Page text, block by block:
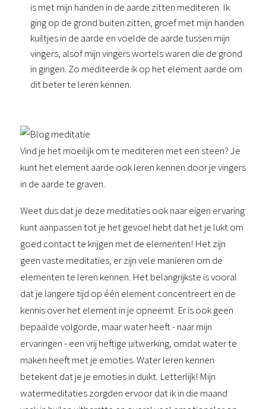
is met mijn handen in de aarde zitten mediteren. Ik
ging op de grond buiten zitten, groef met mijn handen
kuiltjes in de aarde en voelde de aarde tussen mijn
vingers, alsof mijn vingers wortels waren die de grond
in gingen. Zo mediteerde ik op het element aarde om
dit beter te leren kennen.
Vind je het moeilijk om te mediteren met een steen? Je
kunt het element aarde ook leren kennen door je vingers
in de aarde te graven.
Weet dus dat je deze meditaties ook naar eigen ervaring
kunt aanpassen tot je het gevoel hebt dat het je lukt om
goed contact te krijgen met de elementen! Het zijn
geen vaste meditaties, er zijn vele manieren om de
elementen te leren kennen. Het belangrijkste is vooral
dat je langere tijd op één element concentreert en de
kennis over het element in je opneemt. Er is ook geen
bepaalde volgorde, maar water heeft - naar mijn
ervaringen - een vrij heftige uitwerking, omdat water te
maken heeft met je emoties. Water leren kennen
betekent dat je je emoties in duikt. Letterlijk! Mijn
watermeditaties zorgden ervoor dat ik in die maand